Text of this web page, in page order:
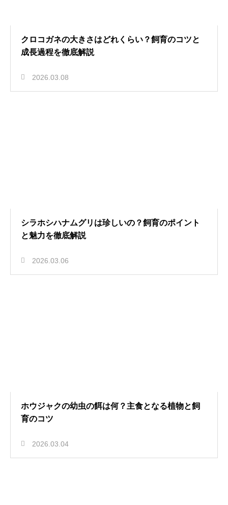
クロコガネの大きさはどれくらい？飼育のコツと
成長過程を徹底解説
2026.03.08
シラホシハナムグリは珍しいの？飼育のポイント
と魅力を徹底解説
2026.03.06
ホウジャクの幼虫の餌は何？主食となる植物と飼
育のコツ
2026.03.04